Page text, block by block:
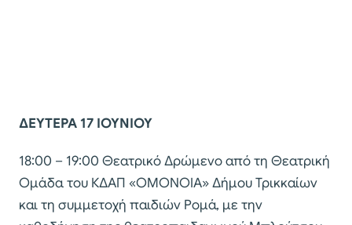
ΔΕΥΤΕΡΑ 17 ΙΟΥΝΙΟΥ
18:00 – 19:00 Θεατρικό Δρώµενο από τη Θεατρική
Οµάδα του ΚΔΑΠ «ΟΜΟΝΟΙΑ» Δήµου Τρικκαίων
και τη συµµετοχή παιδιών Ροµά, µε την